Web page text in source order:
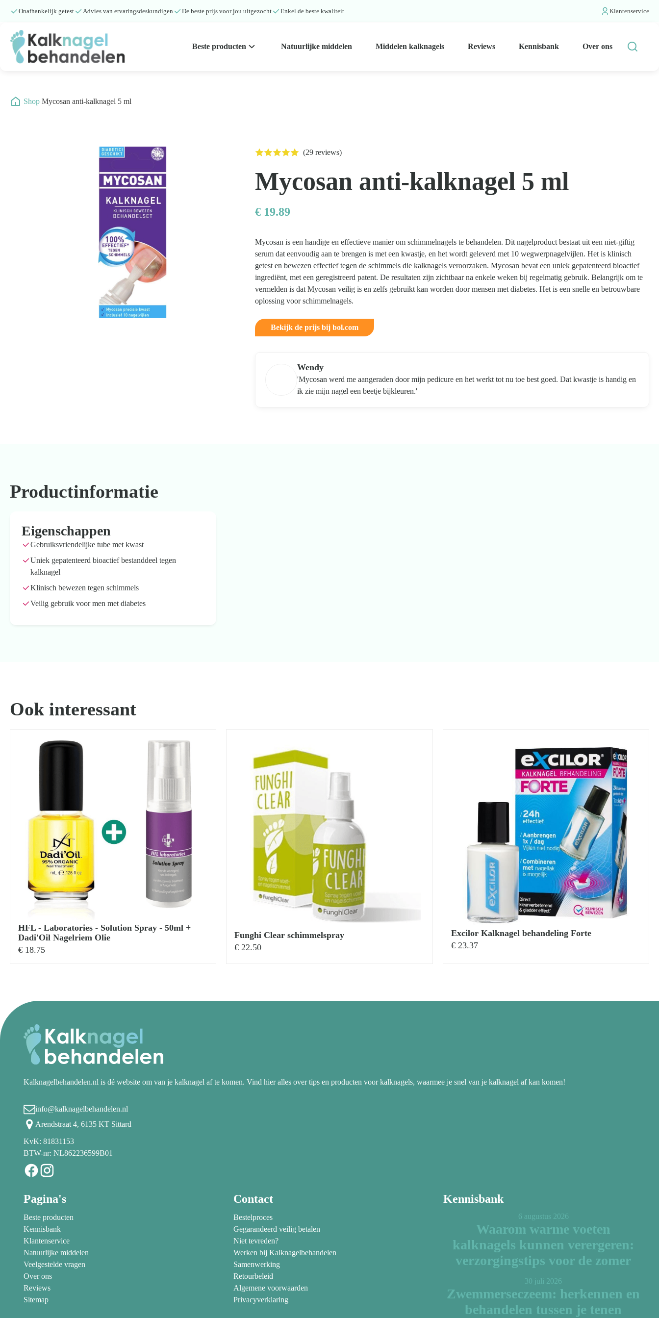
Onafhankelijk getest Advies van ervaringsdeskundigen De beste prijs voor jou uitgezocht Enkel de beste kwaliteit Klantenservice
Beste producten Natuurlijke middelen Middelen kalknagels Reviews Kennisbank Over ons
naar:
Beste producten Submenu
Middelen kalknagels
Kom van je kalknagels af
Shop Mycosan anti-kalknagel 5 ml
(29 reviews)
Mycosan anti-kalknagel 5 ml
€ 19.89
Mycosan is een handige en effectieve manier om schimmelnagels te behandelen. Dit nagelproduct bestaat uit een niet-giftig
serum dat eenvoudig aan te brengen is met een kwastje, en het wordt geleverd met 10 wegwerpnagelvijlen. Het is klinisch
getest en bewezen effectief tegen de schimmels die kalknagels veroorzaken. Mycosan bevat een uniek gepatenteerd bioactief
ingrediënt, met een geregistreerd patent. De resultaten zijn zichtbaar na enkele weken bij regelmatig gebruik. Belangrijk om te
vermelden is dat Mycosan veilig is en zelfs gebruikt kan worden door mensen met diabetes. Het is een snelle en betrouwbare
oplossing voor schimmelnagels.
Bekijk de prijs bij bol.com
Wendy
'Mycosan werd me aangeraden door mijn pedicure en het werkt tot nu toe best goed. Dat kwastje is handig en
ik zie mijn nagel een beetje bijkleuren.'
Productinformatie
Eigenschappen
Gebruiksvriendelijke tube met kwast
Uniek gepatenteerd bioactief bestanddeel tegen
kalknagel
Klinisch bewezen tegen schimmels
Veilig gebruik voor men met diabetes
Ook interessant
HFL - Laboratories - Solution Spray - 50ml +
Dadi'Oil Nagelriem Olie
€ 18.75
Funghi Clear schimmelspray
€22.50
Excilor Kalknagel behandeling Forte
€ 23.37
Kalknagelbehandelen.nl is dé website om van je kalknagel af te komen. Vind hier alles over tips en producten voor kalknagels, waarmee je snel van je kalknagel af kan komen!
info@kalknagelbehandelen.nl
Arendstraat 4, 6135 KT Sittard
KvK: 81831153
BTW-nr: NL862236599B01
Pagina's
Beste producten
Kennisbank
Klantenservice
Natuurlijke middelen
Veelgestelde vragen
Over ons
Reviews
Sitemap
Contact
Bestelproces
Gegarandeerd veilig betalen
Niet tevreden?
Werken bij Kalknagelbehandelen
Samenwerking
Retourbeleid
Algemene voorwaarden
Privacyverklaring
Kennisbank
6 augustus 2026
Waarom warme voeten
kalknagels kunnen verergeren:
verzorgingstips voor de zomer
30 juli 2026
Zwemmerseczeem: herkennen en
behandelen tussen je tenen